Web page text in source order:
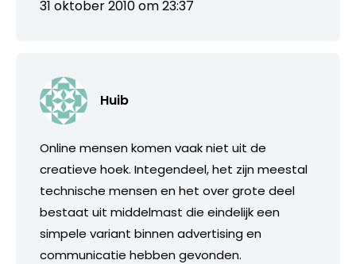
31 oktober 2010 om 23:37
Huib
Online mensen komen vaak niet uit de
creatieve hoek. Integendeel, het zijn meestal
technische mensen en het over grote deel
bestaat uit middelmast die eindelijk een
simpele variant binnen advertising en
communicatie hebben gevonden.